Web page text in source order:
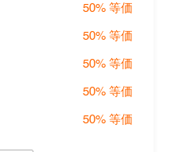
50% 等価
50% 等価
50% 等価
50% 等価
50% 等価